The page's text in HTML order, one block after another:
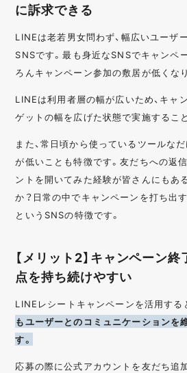
に訴求できる
LINEは老若男女問わず、幅広いユーザ
SNSです。最も身近なSNSでキャンペ
ろんキャンペーン参加の敷居が低くな
LINEは利用者層の幅が広いため、キャ
ゲットの幅を広げた状態で実施するこ
また、常日頃から使っているツールな
が低いことも特徴です。友だちへの返
ントを開いてみた経験が皆さんにもあ
か？日常の中でキャンペーンを打ち出
というSNSの特徴です。
【メリット2】キャンペーン
点を持ち続けやすい
LINEレシートキャンペーンを活用する
もユーザーとのコミュニケーションを
す。
応募の際に公式アカウントを友だち追